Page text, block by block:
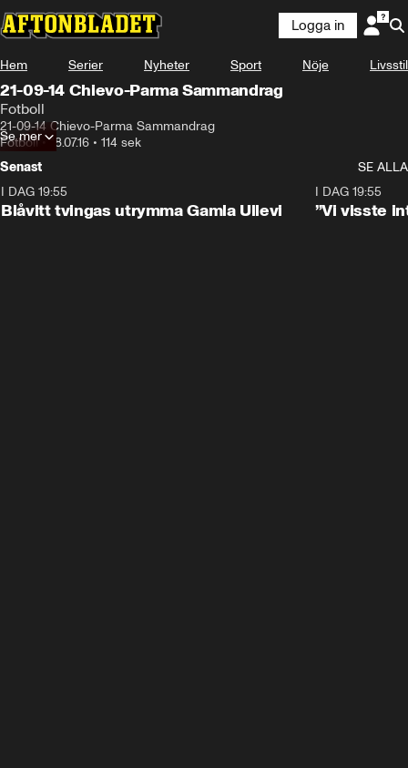
Logga in
Hem Serier Nyheter Sport Nöje Livsstil
21-09-14 Chievo-Parma Sammandrag
Fotboll
21-09-14 Chievo-Parma Sammandrag
Fotboll•18.07.16 • 114 sek
Se mer
Senast
SE ALLA
I DAG 19:55
Blåvitt tvingas utrymma Gamla Ullevi
I DAG 19:55
”Vi visste